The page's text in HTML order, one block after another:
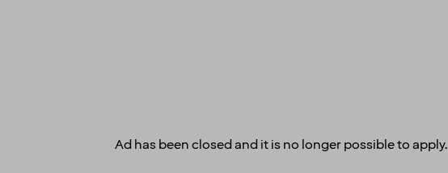
Ad has been closed and it is no longer possible to apply.